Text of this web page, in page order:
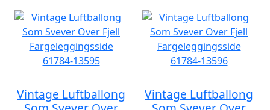
Vintage Luftballong
Vintage Luftballong